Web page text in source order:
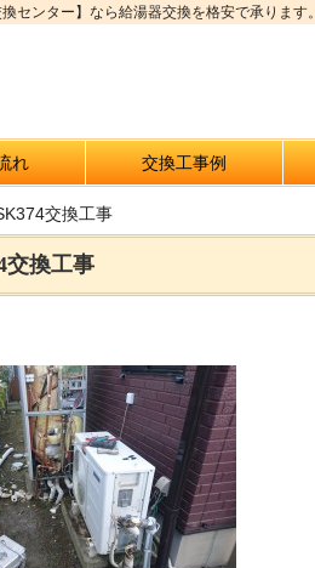
センター】なら給湯器交換を格安で承ります。
れ 交換工事例
交換工事
交換工事